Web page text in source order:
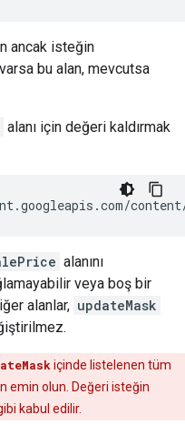
ancak isteğin
bu alan, mevcutsa
alanı için değeri kaldırmak
alanını
veya boş bir
alanlar, updateMask
içinde listelenen tüm
emin olun. Değeri isteğin
kabul edilir.